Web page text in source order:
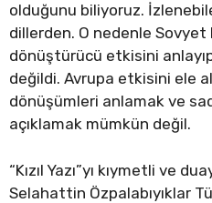
olduğunu biliyoruz.
dillerden. O nedenle Sovyet
dönüştürücü etkisini
değildi. Avrupa etkisini ele
dönüşümleri anlamak ve
açıklamak mümkün değil.
“Kızıl Yazı”yı kıymetli ve
Selahattin Özpalabıyıklar